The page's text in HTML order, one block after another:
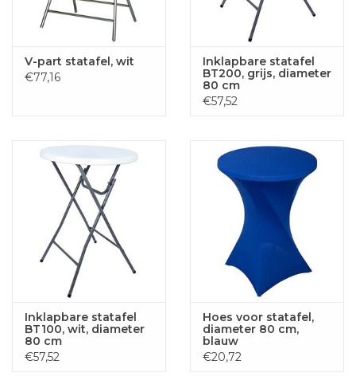
V-part statafel, wit
€77,16
Inklapbare statafel
BT200, grijs, diameter
80 cm
€57,52
Inklapbare statafel
BT100, wit, diameter
80 cm
€57,52
Hoes voor statafel,
diameter 80 cm,
blauw
€20,72